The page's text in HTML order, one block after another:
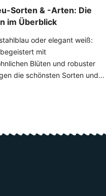
Sorten & -Arten: Die
im Überblick
oder elegant weiß:
mit
Blüten und robuster
die schönsten Sorten und…